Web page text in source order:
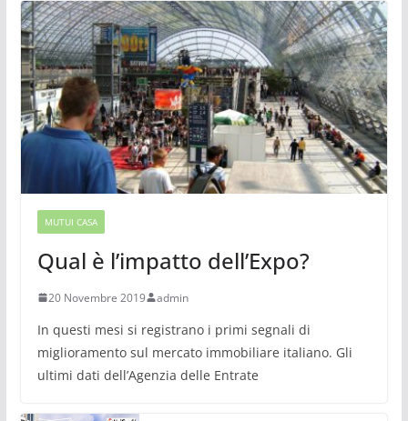
MUTUI CASA
Qual è l’impatto dell’Expo?
20 Novembre 2019 admin
In questi mesi si registrano i primi segnali di
miglioramento sul mercato immobiliare italiano. Gli
ultimi dati dell’Agenzia delle Entrate